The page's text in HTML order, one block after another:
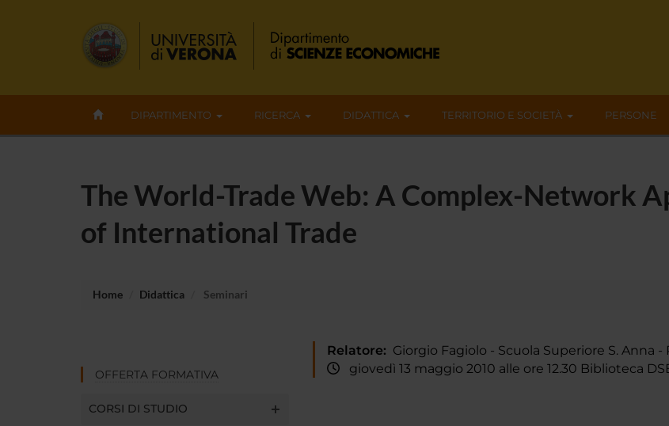
DIPARTIMENTO RICERCA DIDATTICA TERRITORIO E SOCIETÀ PERSONE
The World-Trade Web: A Complex-Network
of International Trade
Home Didattica Seminari
OFFERTA FORMATIVA
CORSI DI STUDIO
Relatore: Giorgio Fagiolo - Scuola Superiore S. Anna -
giovedì 13 maggio 2010 alle ore 12.30 Biblioteca